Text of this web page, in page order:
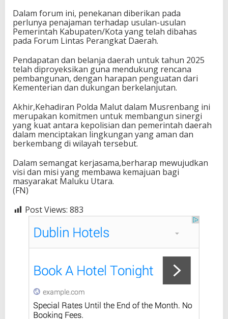
Dalam forum ini, penekanan diberikan pada
perlunya penajaman terhadap usulan-usulan
Pemerintah Kabupaten/Kota yang telah dibahas
pada Forum Lintas Perangkat Daerah.
Pendapatan dan belanja daerah untuk tahun 2025
telah diproyeksikan guna mendukung rencana
pembangunan, dengan harapan penguatan dari
Kementerian dan dukungan berkelanjutan.
Akhir,Kehadiran Polda Malut dalam Musrenbang ini
merupakan komitmen untuk membangun sinergi
yang kuat antara kepolisian dan pemerintah daerah
dalam menciptakan lingkungan yang aman dan
berkembang di wilayah tersebut.
Dalam semangat kerjasama,berharap mewujudkan
visi dan misi yang membawa kemajuan bagi
masyarakat Maluku Utara.
(FN)
Post Views: 883